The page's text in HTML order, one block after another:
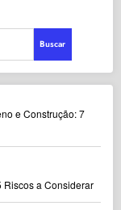
Buscar
e Construção: 7
Riscos a Considerar